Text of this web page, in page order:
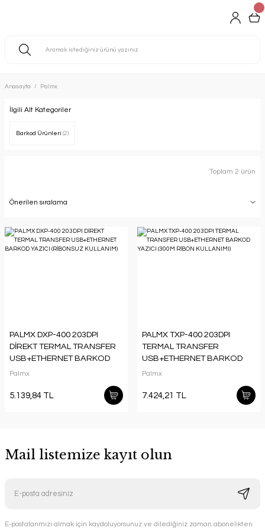
Anasayfa Palmx
İlgili Alt Kategoriler
Barkod Ürünleri (2)
Toplam 2 ürün
PALMX DXP-400 203DPI
DİREKT TERMAL TRANSFER
USB+ETHERNET BARKOD
YAZICI (RİBONSUZ
Palmx
5.139,84 TL
PALMX TXP-400 203DPI
TERMAL TRANSFER
USB+ETHERNET BARKOD
YAZICI (300M RİBON
Palmx
7.424,21 TL
Mail listemize kayıt olun
E-postalarımızı almak için kaydoluyorsunuz ve dilediğiniz zaman abonelikten